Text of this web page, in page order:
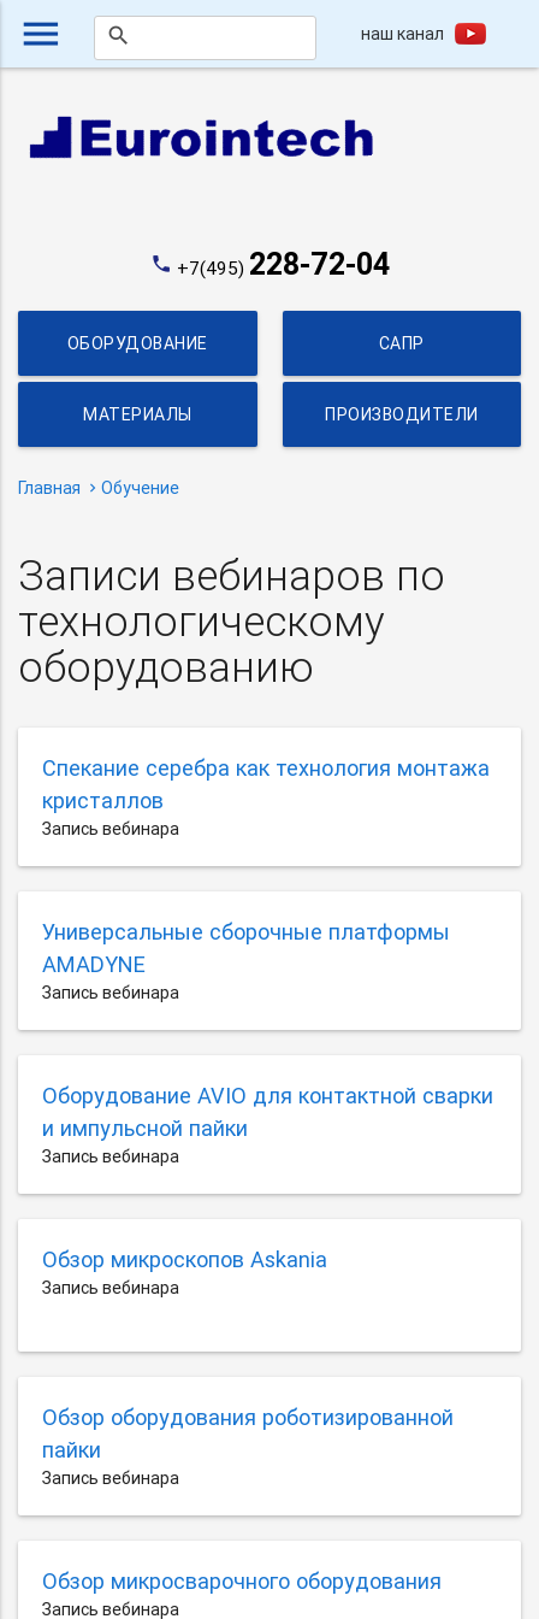
menu search наш канал
phone +7(495) 228-72-04
ОБОРУДОВАНИЕ САПР
МАТЕРИАЛЫ ПРОИЗВОДИТЕЛИ
Главная Обучение
Записи вебинаров по
технологическому
оборудованию
Спекание серебра как технология монтажа
кристаллов
Запись вебинара
Универсальные сборочные платформы
AMADYNE
Запись вебинара
Оборудование AVIO для контактной сварки
и импульсной пайки
Запись вебинара
Обзор микроскопов Askania
Запись вебинара
Обзор оборудования роботизированной
пайки
Запись вебинара
Обзор микросварочного оборудования
Запись вебинара